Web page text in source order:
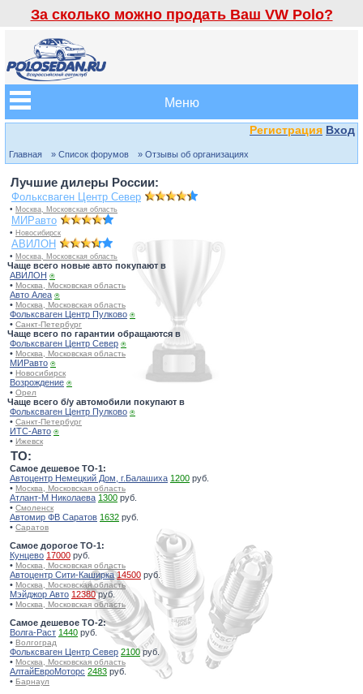
За сколько можно продать Ваш VW Polo?
Меню
Регистрация Вход
Главная » Список форумов » Отзывы об организациях
Лучшие дилеры России:
Фольксваген Центр Север
• Москва, Московская область
МИРавто
• Новосибирск
АВИЛОН
• Москва, Московская область
Чаще всего новые авто покупают в
АВИЛОН ⍟
• Москва, Московская область
Авто Алеа ⍟
• Москва, Московская область
Фольксваген Центр Пулково ⍟
• Санкт-Петербург
Чаще всего по гарантии обращаются в
Фольксваген Центр Север ⍟
• Москва, Московская область
МИРавто ⍟
• Новосибирск
Возрождение ⍟
• Орел
Чаще всего б/у автомобили покупают в
Фольксваген Центр Пулково ⍟
• Санкт-Петербург
ИТС-Авто ⍟
• Ижевск
TO:
Самое дешевое ТО-1:
Автоцентр Немецкий Дом, г.Балашиха 1200 руб.
• Москва, Московская область
Атлант-М Николаева 1300 руб.
• Смоленск
Автомир ФВ Саратов 1632 руб.
• Саратов
Самое дорогое ТО-1:
Кунцево 17000 руб.
• Москва, Московская область
Автоцентр Сити-Каширка 14500 руб.
• Москва, Московская область
Мэйджор Авто 12380руб.
• Москва, Московская область
Самое дешевое ТО-2:
Волга-Раст 1440 руб.
• Волгоград
Фольксваген Центр Север 2100руб.
• Москва, Московская область
АлтайЕвроМоторс 2483 руб.
• Барнаул